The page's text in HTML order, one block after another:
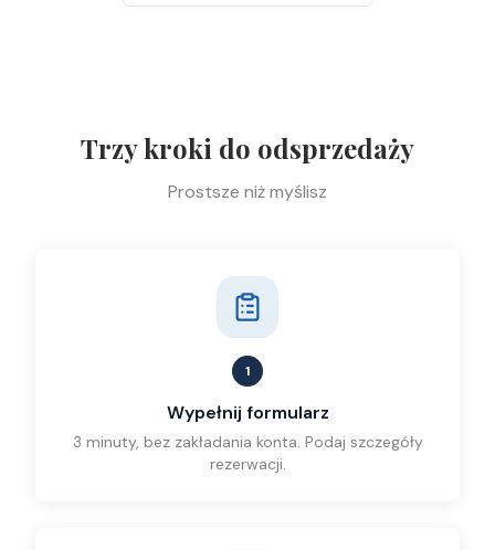
Trzy kroki do odsprzedaży
Prostsze niż myślisz
1
Wypełnij formularz
3 minuty, bez zakładania konta. Podaj szczegóły
rezerwacji.